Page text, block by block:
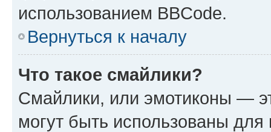
использованием BBCode.
Вернуться к началу
Что такое смайлики?
Смайлики, или эмотиконы —
могут быть использованы